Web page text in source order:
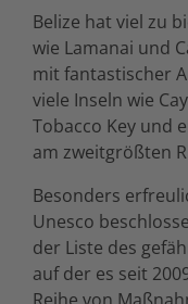
Belize hat viel zu
wie Lamanai und
mit fantastischer
viele Inseln wie
Tobacco Key und
am zweitgrößten
Besonders
Unesco
der Liste des
auf der es seit